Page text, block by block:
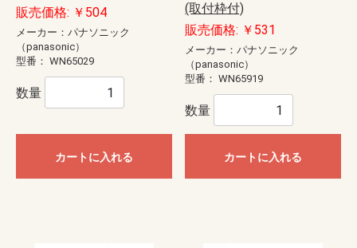
販売価格: ￥504
メーカー：パナソニック
（panasonic）
型番： WN65029
数量
カートに入れる
(取付枠付)
販売価格: ￥531
メーカー：パナソニック
（panasonic）
型番： WN65919
数量
カートに入れる